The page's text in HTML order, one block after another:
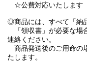
☆公費対応いたします
◎商品には、すべて「納
「領収書」が必要な場
連絡ください。
商品発送後のご用命の
たします。